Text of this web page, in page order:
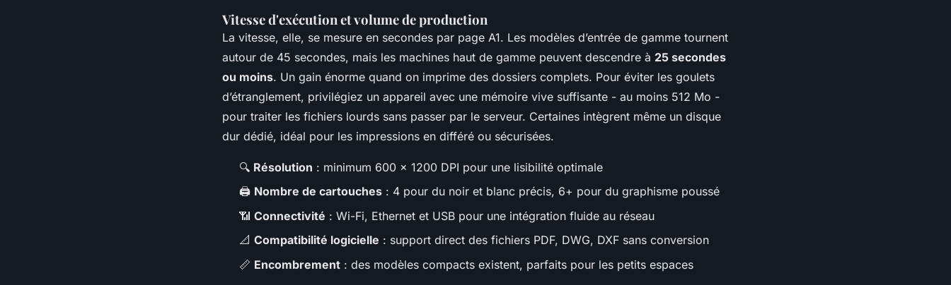
Vitesse d'exécution et volume de production
La vitesse, elle, se mesure en secondes par page A1. Les modèles d’entrée de gamme tournent
autour de 45 secondes, mais les machines haut de gamme peuvent descendre à 25 secondes
ou moins. Un gain énorme quand on imprime des dossiers complets. Pour éviter les goulets
d’étranglement, privilégiez un appareil avec une mémoire vive suffisante - au moins 512 Mo -
pour traiter les fichiers lourds sans passer par le serveur. Certaines intègrent même un disque
dur dédié, idéal pour les impressions en différé ou sécurisées.
🔍 Résolution : minimum 600 x 1200 DPI pour une lisibilité optimale
🖨️ Nombre de cartouches : 4 pour du noir et blanc précis, 6+ pour du graphisme poussé
📶 Connectivité : Wi-Fi, Ethernet et USB pour une intégration fluide au réseau
📐 Compatibilité logicielle : support direct des fichiers PDF, DWG, DXF sans conversion
📏 Encombrement : des modèles compacts existent, parfaits pour les petits espaces